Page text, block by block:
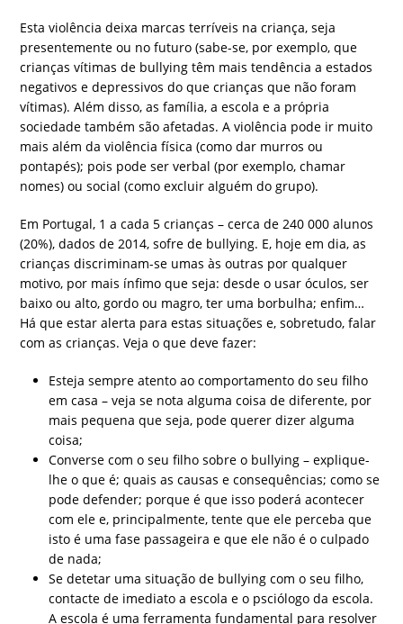
Esta violência deixa marcas terríveis na criança, seja
presentemente ou no futuro (sabe-se, por exemplo, que
crianças vítimas de bullying têm mais tendência a estados
negativos e depressivos do que crianças que não foram
vítimas). Além disso, as família, a escola e a própria
sociedade também são afetadas. A violência pode ir muito
mais além da violência física (como dar murros ou
pontapés); pois pode ser verbal (por exemplo, chamar
nomes) ou social (como excluir alguém do grupo).
Em Portugal, 1 a cada 5 crianças – cerca de 240 000 alunos
(20%), dados de 2014, sofre de bullying. E, hoje em dia, as
crianças discriminam-se umas às outras por qualquer
motivo, por mais ínfimo que seja: desde o usar óculos, ser
baixo ou alto, gordo ou magro, ter uma borbulha; enfim…
Há que estar alerta para estas situações e, sobretudo, falar
com as crianças. Veja o que deve fazer:
Esteja sempre atento ao comportamento do seu filho
em casa – veja se nota alguma coisa de diferente, por
mais pequena que seja, pode querer dizer alguma
coisa;
Converse com o seu filho sobre o bullying – explique-
lhe o que é; quais as causas e consequências; como se
pode defender; porque é que isso poderá acontecer
com ele e, principalmente, tente que ele perceba que
isto é uma fase passageira e que ele não é o culpado
de nada;
Se detetar uma situação de bullying com o seu filho,
contacte de imediato a escola e o psciólogo da escola.
A escola é uma ferramenta fundamental para resolver